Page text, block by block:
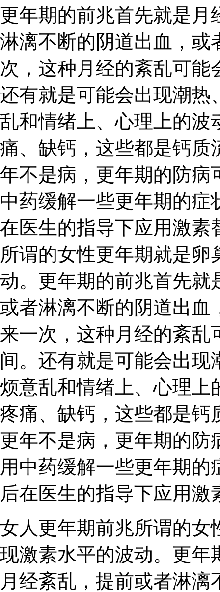
更年期的前兆首先就是月
淋漓不断的阴道出血，或
次，这种月经的紊乱可
还有就是可能会出现潮热
乱和情绪上、心理上的波
痛、缺钙，这些都是钙质
年不是病，更年期的防病
中药缓解一些更年期的
在医生的指导下应用激素
所谓的女性更年期就是
动。更年期的前兆首先就
或者淋漓不断的阴道出血
来一次，这种月经的紊乱
间。还有就是可能会出
烦意乱和情绪上、心理上
疼痛、缺钙，这些都是钙
更年不是病，更年期的防
用中药缓解一些更年期
后在医生的指导下应用激
女人更年期前兆所谓的女
现激素水平的波动。更年
月经紊乱，提前或者淋